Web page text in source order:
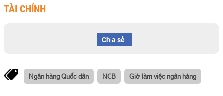
TÀI CHÍNH
Chia sẻ
Ngân hàng Quốc dân NCB Giờ làm việc ngân hàng